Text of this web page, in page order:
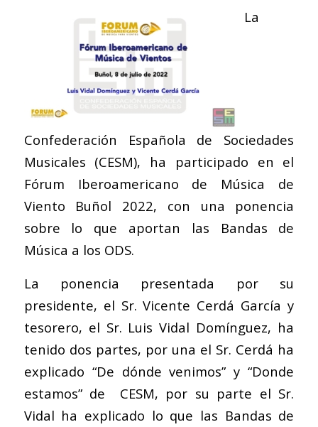
La
Confederación Española de Sociedades
Musicales (CESM), ha participado en el
Fórum Iberoamericano de Música de
Viento Buñol 2022, con una ponencia
sobre lo que aportan las Bandas de
Música a los ODS.
La ponencia presentada por su
presidente, el Sr. Vicente Cerdá García y
tesorero, el Sr. Luis Vidal Domínguez, ha
tenido dos partes, por una el Sr. Cerdá ha
explicado “De dónde venimos” y “Donde
estamos” de CESM, por su parte el Sr.
Vidal ha explicado lo que las Bandas de